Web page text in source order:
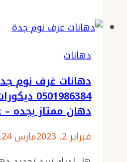
جدة
ترميمات
المنازل
–
تشطيبات
داخلية
دهانات
دهانات غرف نوم
دهان ممتاز بجده
فبراير 2, 2023
مارس 24, 2023